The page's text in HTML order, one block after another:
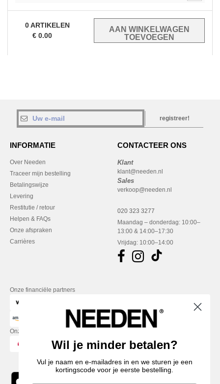
0ARTIKELEN
€ 0.00
registreer!
INFORMATIE
Over Needen
Traceer mijn bestelling
Betalingswijze
Levering
Restitutie / retour
Helpen & FAQs
Onze afspraken
Carrières
CONTACTEER ONS
Klant
klant@needen.nl
Sales
verkoop@needen.nl
020 323 3277
Maandag – donderdag: 10:00–
13:00 & 14:00–17:30
Vrijdag: 10:00–14:00
Onze financiële partners
Onze transporteurs
Wil je minder betalen?
Vul je naam en e-mailadres in en we sturen je een
kortingscode voor je eerste bestelling.